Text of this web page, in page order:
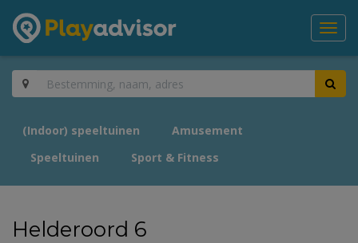
(Indoor) speeltuinen
Amusement
Speeltuinen
Sport & Fitness
Helderoord 6